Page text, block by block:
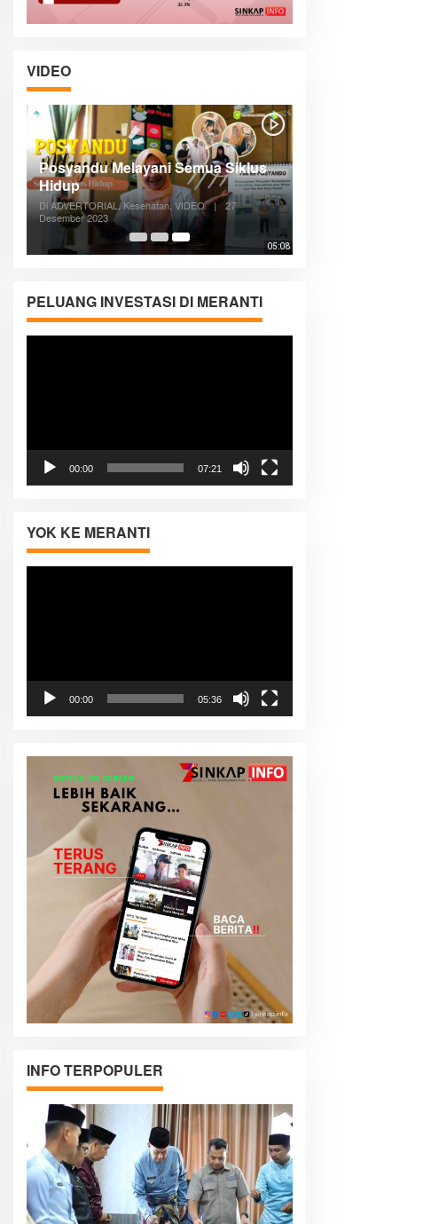
VIDEO
05:08
Posyandu Melayani Semua Siklus
Hidup
Di ADVERTORIAL, Kesehatan, VIDEO |
27
Desember 2023
PELUANG INVESTASI DI MERANTI
00:00 07:21
YOK KE MERANTI
00:00 05:36
INFO TERPOPULER